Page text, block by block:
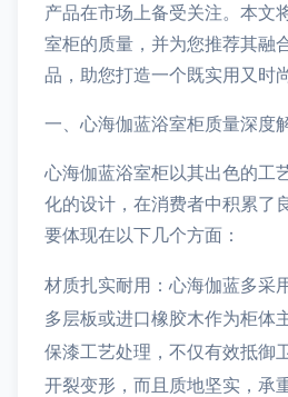
产品在市场上备受关注。本文
室柜的质量，并为您推荐其融
品，助您打造一个既实用又时
一、心海伽蓝浴室柜质量深度
心海伽蓝浴室柜以其出色的工
化的设计，在消费者中积累了
要体现在以下几个方面：
材质扎实耐用：心海伽蓝多采
多层板或进口橡胶木作为柜体
保漆工艺处理，不仅有效抵御
开裂变形，而且质地坚实，承